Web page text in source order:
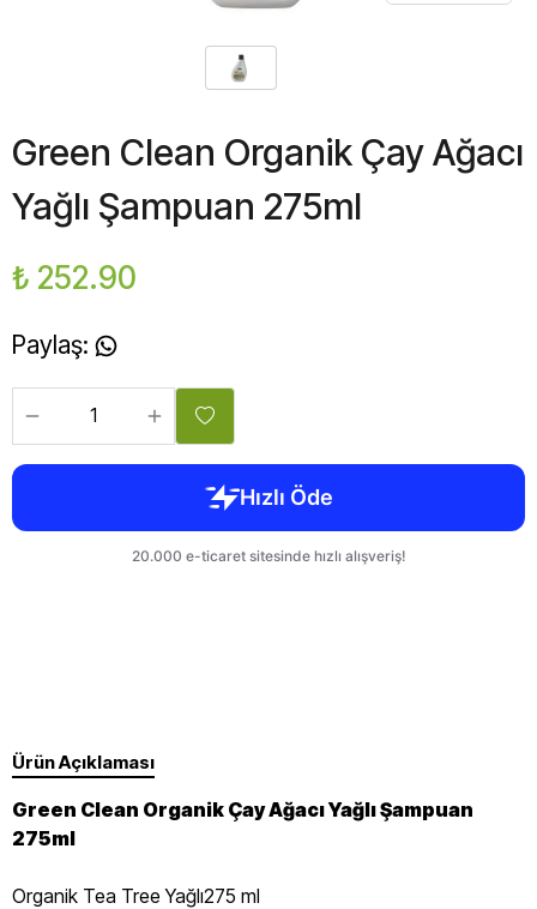
Green Clean Organik Çay Ağacı
Yağlı Şampuan 275ml
₺ 252.90
Paylaş:
Ürün Açıklaması
Green Clean Organik Çay Ağacı Yağlı Şampuan
275ml
Organik Tea Tree Yağlı275 ml